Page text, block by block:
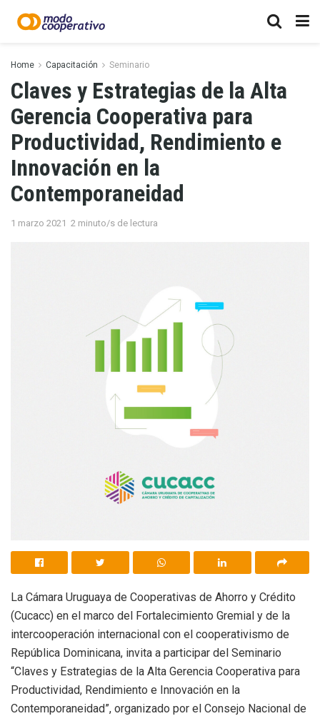
Home Capacitación Seminario
Claves y Estrategias de la Alta
Gerencia Cooperativa para
Productividad, Rendimiento e
Innovación en la
Contemporaneidad
1 marzo 2021 2 minuto/s de lectura
La Cámara Uruguaya de Cooperativas de Ahorro y Crédito
(Cucacc) en el marco del Fortalecimiento Gremial y de la
intercooperación internacional con el cooperativismo de
República Dominicana, invita a participar del Seminario
“Claves y Estrategias de la Alta Gerencia Cooperativa para
Productividad, Rendimiento e Innovación en la
Contemporaneidad”, organizado por el Consejo Nacional de